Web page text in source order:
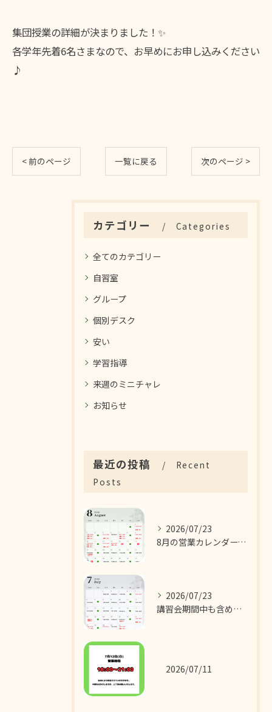
集団授業の詳細が決まりました！✨
各学年先着6名さまなので、お早めにお申し込みください
♪
< 前のページ 一覧に戻る 次のページ >
カテゴリー Categories
全てのカテゴリー
自習室
グループ
個別デスク
安い
学習指導
来週のミニチャレ
お知らせ
最近の投稿
Recent
Posts
2026/07/23
8月の営業カレンダーです！
2026/07/23
講習会期間中も含めた7月の営業カレンダーです！
2026/07/11